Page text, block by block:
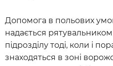
Допомога в польових
надається
підрозділу тоді, коли і
знаходяться в зоні